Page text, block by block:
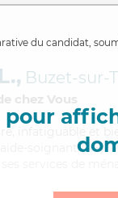
du candidat,
Buzet-sur-
chez Vous
, infatiguable et
soignant (AS).